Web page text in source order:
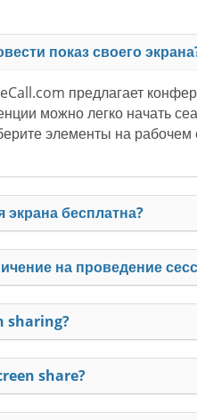
показ своего
предлагает
можно легко начать
элементы на рабочем
бесплатна?
на проведение
sharing?
share?